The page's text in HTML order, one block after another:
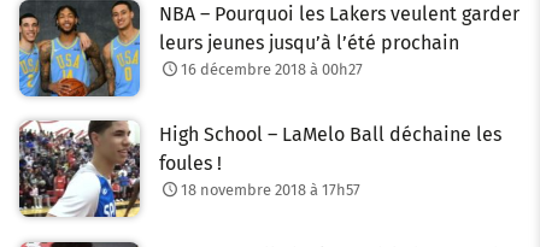
NBA – Pourquoi les Lakers veulent garder
leurs jeunes jusqu’à l’été prochain
16 décembre 2018 à 00h27
High School – LaMelo Ball déchaine les
foules !
18 novembre 2018 à 17h57